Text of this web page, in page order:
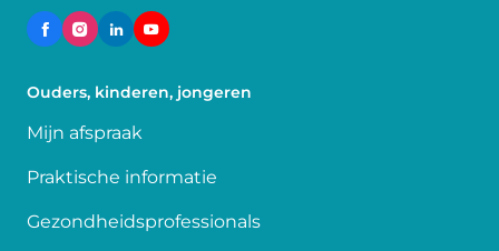
Ouders, kinderen, jongeren
Mijn afspraak
Praktische informatie
Gezondheidsprofessionals